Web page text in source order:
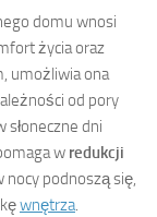
domu wnosi
życia oraz
umożliwia ona
od pory
słoneczne dni
w redukcji
nocy podnoszą się,
wnętrza.